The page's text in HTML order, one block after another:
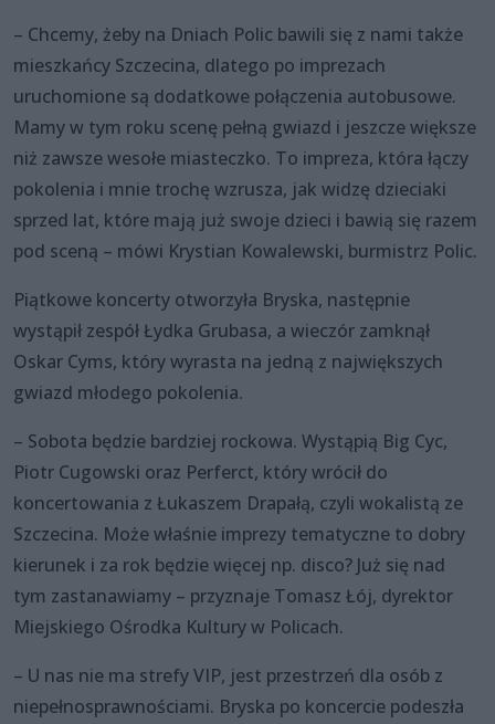
– Chcemy, żeby na Dniach Polic bawili się z nami także
mieszkańcy Szczecina, dlatego po imprezach
uruchomione są dodatkowe połączenia autobusowe.
Mamy w tym roku scenę pełną gwiazd i jeszcze większe
niż zawsze wesołe miasteczko. To impreza, która łączy
pokolenia i mnie trochę wzrusza, jak widzę dzieciaki
sprzed lat, które mają już swoje dzieci i bawią się razem
pod sceną – mówi Krystian Kowalewski, burmistrz Polic.
Piątkowe koncerty otworzyła Bryska, następnie
wystąpił zespół Łydka Grubasa, a wieczór zamknął
Oskar Cyms, który wyrasta na jedną z największych
gwiazd młodego pokolenia.
– Sobota będzie bardziej rockowa. Wystąpią Big Cyc,
Piotr Cugowski oraz Perferct, który wrócił do
koncertowania z Łukaszem Drapałą, czyli wokalistą ze
Szczecina. Może właśnie imprezy tematyczne to dobry
kierunek i za rok będzie więcej np. disco? Już się nad
tym zastanawiamy – przyznaje Tomasz Łój, dyrektor
Miejskiego Ośrodka Kultury w Policach.
– U nas nie ma strefy VIP, jest przestrzeń dla osób z
niepełnosprawnościami. Bryska po koncercie podeszła